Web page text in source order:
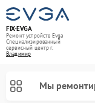
FIX-EVGA
Ремонт устройств Evga
Специализированный
cервисный центр г.
Владимир
Мы